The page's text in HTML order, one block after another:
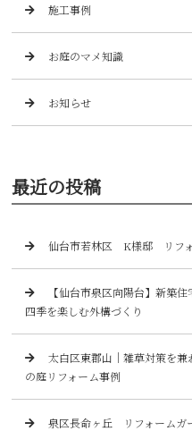
施工事例
お庭のマメ知識
お知らせ
最近の投稿
仙台市若林区 K様邸 リフ
【仙台市泉区向陽台】新築
四季を楽しむ外構づくり
太白区東郡山｜雑草対策を
の庭リフォーム事例
泉区長命ヶ丘 リフォームガ